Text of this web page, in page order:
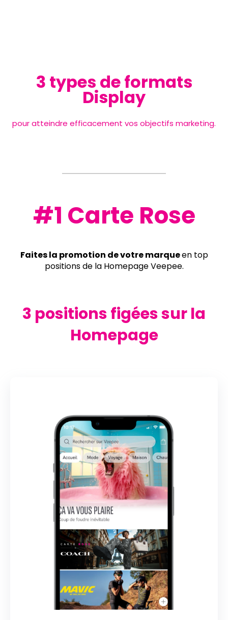
3 types de formats
Display
pour atteindre efficacement vos objectifs marketing.
#1 Carte Rose
Faites la promotion de votre marqueen top
positions de la Homepage Veepee.
3 positions figées sur la
Homepage